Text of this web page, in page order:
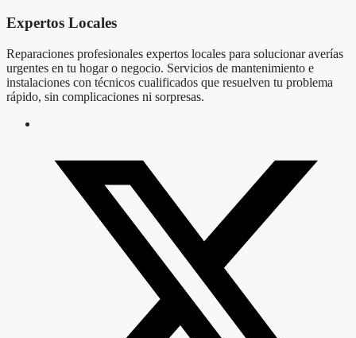
Expertos Locales
Reparaciones profesionales expertos locales para solucionar averías
urgentes en tu hogar o negocio. Servicios de mantenimiento e
instalaciones con técnicos cualificados que resuelven tu problema
rápido, sin complicaciones ni sorpresas.